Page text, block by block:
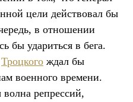
цели действовал бы
в отношении
бы удариться в бега.
Троцкого ждал бы
военного времени.
репрессий,